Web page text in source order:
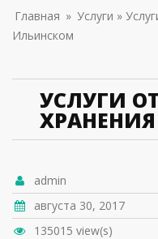
ВЫ ЗДЕСЬ
Главная » Услуги »
Ильинском
УСЛУГИ
admin
августа 30, 2017
135015 view(s)